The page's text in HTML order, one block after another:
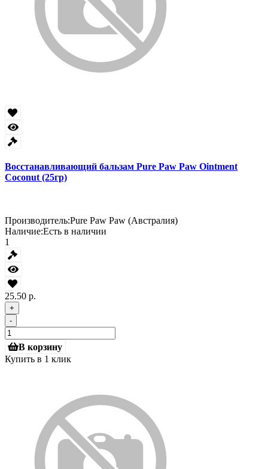
Восстанавливающий бальзам Pure Paw Paw Ointment
Coconut (25гр)
Производитель:Pure Paw Paw (Австралия)
Наличие:Есть в наличии
1
25.50 р.
+
-
В корзину
Купить в 1 клик